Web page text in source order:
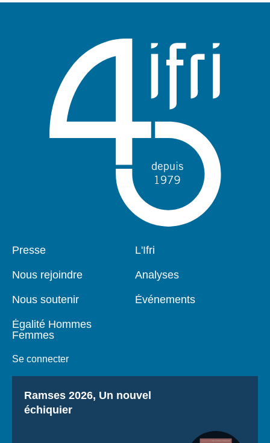
Pied
Presse
Nous rejoindre
Nous soutenir
Égalité Hommes
Femmes
Se connecter
Navigation
L'Ifri
Analyses
Événements
Titre
Ramses 2026, Un nouvel
échiquier